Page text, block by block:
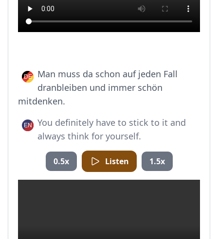
Man muss da schon auf jeden Fall
dranbleiben und immer schön
mitdenken.
You definitely have to stick to it and
always think for yourself.
0.5x Listen 1.5x